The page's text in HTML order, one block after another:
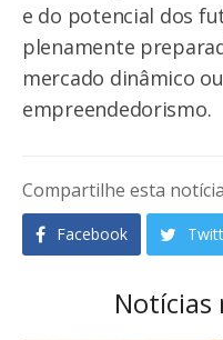
e do potencial dos
plenamente
mercado dinâmico
empreendedorismo.
Compartilhe esta
Facebook
Notícias